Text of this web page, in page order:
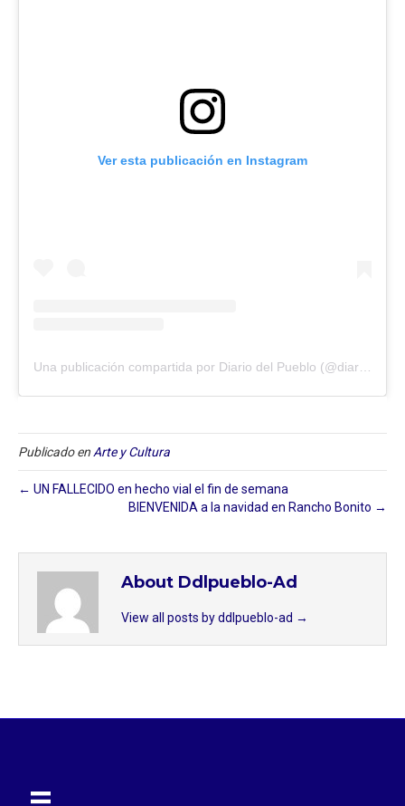
Ver esta publicación en Instagram
Publicado en Arte y Cultura
← UN FALLECIDO en hecho vial el fin de semana
BIENVENIDA a la navidad en Rancho Bonito →
About Ddlpueblo-Ad
View all posts by ddlpueblo-ad →